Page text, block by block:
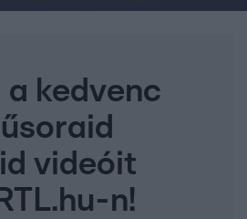
a kedvenc
videóit
n!